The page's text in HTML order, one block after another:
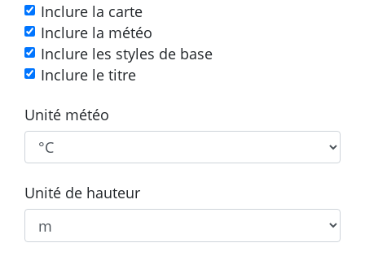
Inclure la carte
Inclure la météo
Inclure les styles de base
Inclure le titre
Unité météo
Unité de hauteur